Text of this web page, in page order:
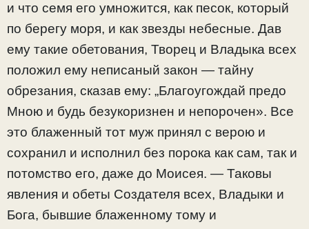
и что семя его умножится, как песок, который
по берегу моря, и как звезды небесные. Дав
ему такие обетования, Творец и Владыка всех
положил ему неписаный закон — тайну
обрезания, сказав ему: „Благоугождай предо
Мною и будь безукоризнен и непорочен». Все
это блаженный тот муж принял с верою и
сохранил и исполнил без порока как сам, так и
потомство его, даже до Моисея. — Таковы
явления и обеты Создателя всех, Владыки и
Бога, бывшие блаженному тому и